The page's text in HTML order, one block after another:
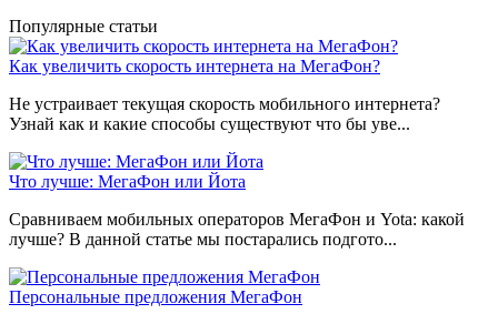
Популярные статьи
Как увеличить скорость интернета на МегаФон?
Не устраивает текущая скорость мобильного интернета?
Узнай как и какие способы существуют что бы уве...
Что лучше: МегаФон или Йота
Сравниваем мобильных операторов МегаФон и Yota: какой
лучше? В данной статье мы постарались подгото...
Персональные предложения МегаФон